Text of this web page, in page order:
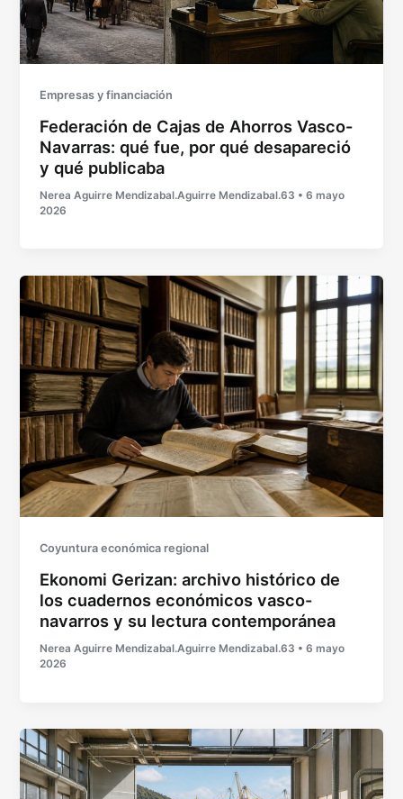
Empresas y financiación
Federación de Cajas de Ahorros Vasco-
Navarras: qué fue, por qué desapareció
y qué publicaba
Nerea Aguirre Mendizabal.Aguirre Mendizabal.63 •6 mayo
2026
Coyuntura económica regional
Ekonomi Gerizan: archivo histórico de
los cuadernos económicos vasco-
navarros y su lectura contemporánea
Nerea Aguirre Mendizabal.Aguirre Mendizabal.63 •6 mayo
2026